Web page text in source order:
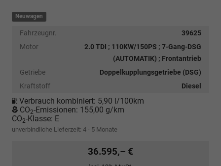
Neuwagen
Fahrzeugnr.
39625
Motor
2.0 TDI ; 110KW/150PS ; 7-Gang-DSG
(AUTOMATIK) ; Frontantrieb
Getriebe
Doppelkupplungsgetriebe (DSG)
Kraftstoff
Diesel
Verbrauch kombiniert: 5,90 l/100km
CO2-Emissionen: 155,00 g/km
CO2-Klasse: E
unverbindliche Lieferzeit: 4 - 5 Monate
36.595,– €